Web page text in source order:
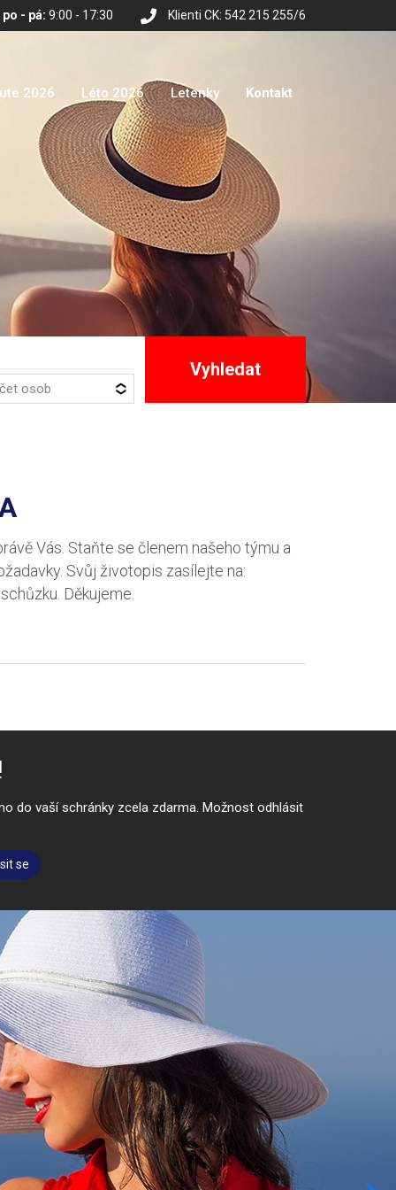
Klienti CK: 542 215 255/6
po - pá: 9:00 - 17:30
2026 Léto 2026 Letenky Kontakt
osob
Vyhledat
Vás. Staňte se členem našeho týmu a
Svůj životopis zasílejte na:
Děkujeme.
do vaší schránky zcela zdarma. Možnost odhlásit
se